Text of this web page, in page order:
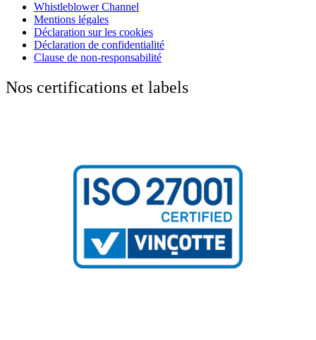
Whistleblower Channel
Mentions légales
Déclaration sur les cookies
Déclaration de confidentialité
Clause de non-responsabilité
Nos certifications et labels